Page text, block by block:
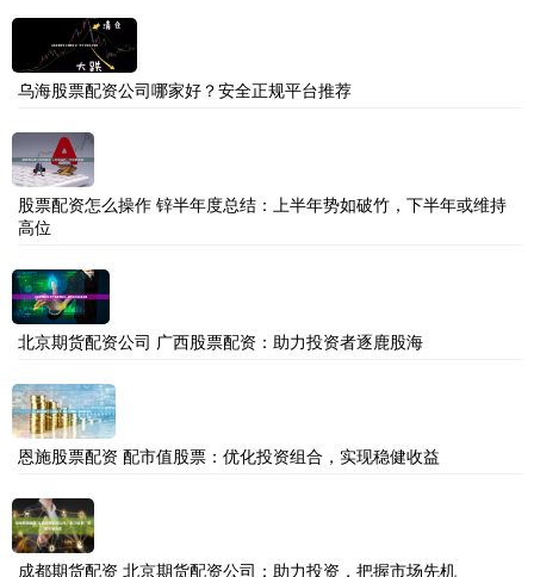
乌海股票配资公司哪家好？安全正规平台推荐
股票配资怎么操作 锌半年度总结：上半年势如破竹，下半年或维持
高位
北京期货配资公司 广西股票配资：助力投资者逐鹿股海
恩施股票配资 配市值股票：优化投资组合，实现稳健收益
成都期货配资 北京期货配资公司：助力投资，把握市场先机